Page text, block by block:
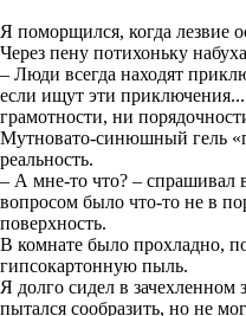
Я поморщился, когда лезвие
Через пену потихоньку
– Люди всегда находят
если ищут эти приключения...
грамотности, ни
Мутновато-синюшный гель
реальность.
– А мне-то что? – спрашивал
вопросом было что-то не в
поверхность.
В комнате было прохладно,
гипсокартонную пыль.
Я долго сидел в зачехленном
пытался сообразить, но не